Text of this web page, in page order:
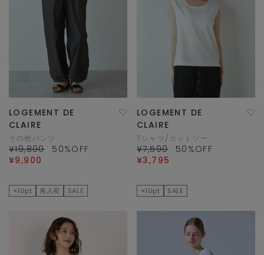
LOGEMENT DE
CLAIRE
その他パンツ
¥19,800 50%OFF
¥9,900
LOGEMENT DE
CLAIRE
Tシャツ/カットソー
¥7,590 50 %OFF
¥3,795
×10pt 再入荷 SALE ×10pt SALE